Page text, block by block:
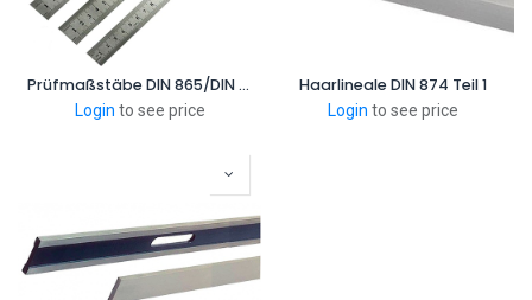
Prüfmaßstäbe DIN 865/DIN 866
Login to see price
Haarlineale DIN 874 Teil 1
Login to see price